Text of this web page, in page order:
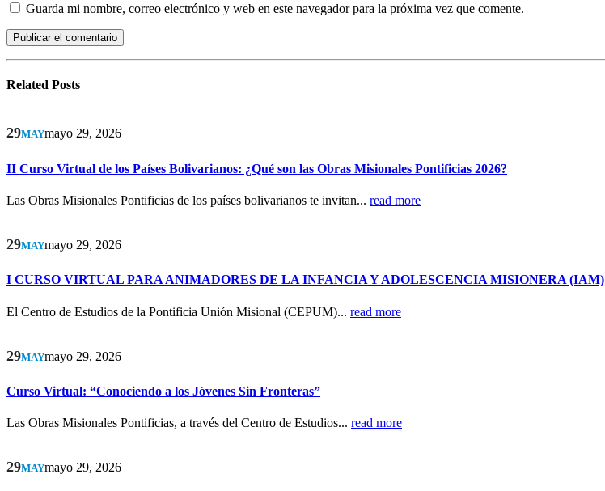
Guarda mi nombre, correo electrónico y web en este navegador para la próxima vez que comente.
Related Posts
29MAYmayo 29, 2026
II Curso Virtual de los Países Bolivarianos: ¿Qué son las Obras Misionales Pontificias 2026?
Las Obras Misionales Pontificias de los países bolivarianos te invitan... read more
29MAYmayo 29, 2026
I CURSO VIRTUAL PARA ANIMADORES DE LA INFANCIA Y ADOLESCENCIA MISIONERA (IAM)
El Centro de Estudios de la Pontificia Unión Misional (CEPUM)... read more
29MAYmayo 29, 2026
Curso Virtual: “Conociendo a los Jóvenes Sin Fronteras”
Las Obras Misionales Pontificias, a través del Centro de Estudios... read more
29MAYmayo 29, 2026